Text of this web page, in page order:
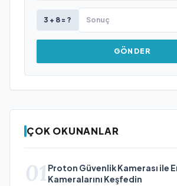
3 + 8 = ?
GÖNDER
ÇOK OKUNANLAR
01 Proton Güvenlik Kamerası ile
Kameralarını Keşfedin